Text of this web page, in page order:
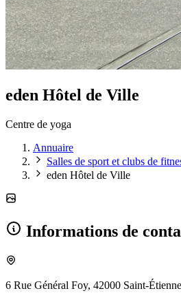
eden Hôtel de Ville
Centre de yoga
Annuaire
Salles de sport et clubs de
eden Hôtel de Ville
Informations de
6 Rue Général Foy, 42000 Saint-Étienne